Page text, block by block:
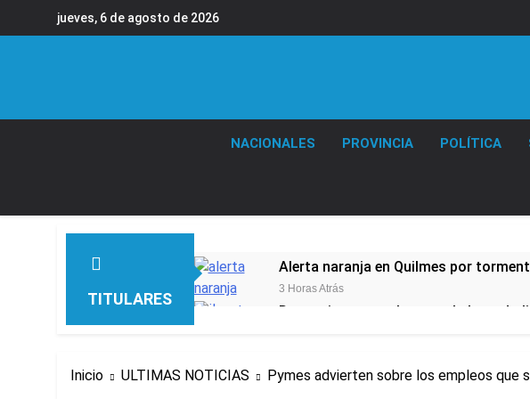
jueves, 6 de agosto de 2026
NACIONALES PROVINCIA POLÍTICA
TITULARES
Alerta naranja en Quilmes por
3 Horas Atrás
Denunciaron penalmente al abogado
4 Horas Atrás
Inicio ULTIMAS NOTICIAS Pymes advierten sobre los empleos que